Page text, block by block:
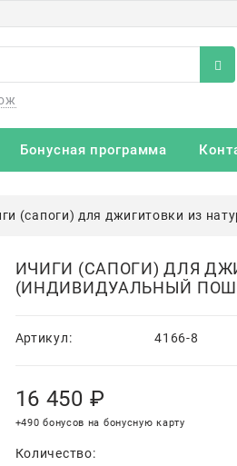
Бонусная программа
(сапоги) для джигитовки из
ИЧИГИ (САПОГИ) ДЛЯ
(ИНДИВИДУАЛЬНЫЙ
Артикул: 4166-8
16 450 ₽
+490 бонусов на бонусную карту
Количество: